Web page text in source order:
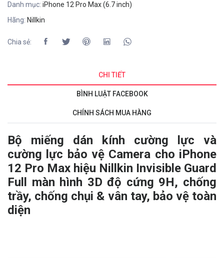
Danh mục: iPhone 12 Pro Max (6.7 inch)
Hãng: Nillkin
Chia sẻ:
CHI TIẾT
BÌNH LUẬT FACEBOOK
CHÍNH SÁCH MUA HÀNG
Bộ miếng dán kính cường lực và
cường lực bảo vệ Camera cho iPhone
12 Pro Max hiệu Nillkin Invisible Guard
Full màn hình 3D độ cứng 9H, chống
trầy, chống chụi & vân tay, bảo vệ toàn
diện